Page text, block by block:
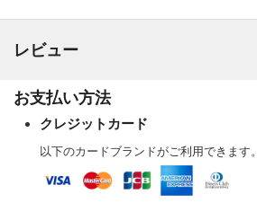
レビュー
お支払い方法
クレジットカード
以下のカードブランドがご利用できます。